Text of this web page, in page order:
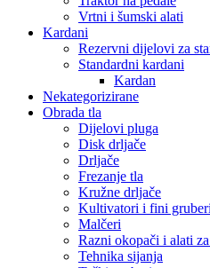
Vrtni i šumski alati
Kardani
Rezervni dijelovi za
Standardni kardani
Kardan
Nekategorizirane
Obrada tla
Dijelovi pluga
Disk drljače
Drljače
Frezanje tla
Kružne drljače
Kultivatori i fini gruberi
Malčeri
Razni okopači i alati
Tehnika sijanja